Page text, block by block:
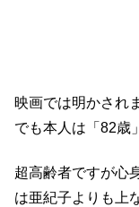
映画では明かされ
でも本人は「82歳
超高齢者ですが心
は亜紀子よりも上